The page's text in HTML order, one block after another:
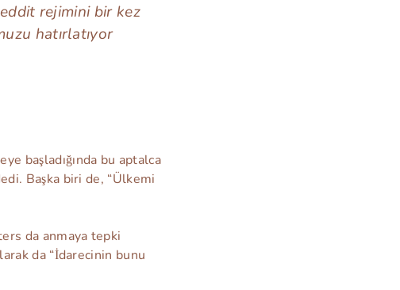
rejimini bir kez
hatırlatıyor
başladığında bu aptalca
Başka biri de, “Ülkemi
da anmaya tepki
da “İdarecinin bunu